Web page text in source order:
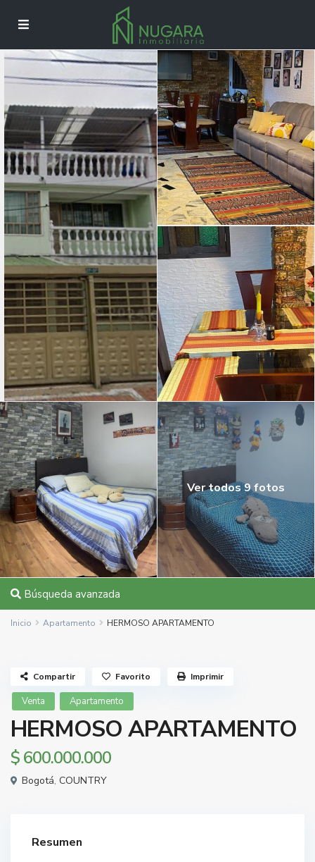
Ver todos 9 fotos
Búsqueda avanzada
Inicio Apartamento HERMOSO APARTAMENTO
Venta Apartamento
HERMOSO APARTAMENTO
$ 600.000.000
Bogotá, COUNTRY
Compartir Favorito Imprimir
Resumen